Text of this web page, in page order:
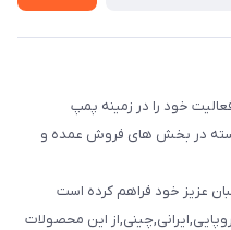
هیدرولیک باقرزاده از سال 1380 فعالیت خود را در زمینه پمپ
در بخش های فروش عمده و
عزیز خود فراهم کرده است
این محصولات